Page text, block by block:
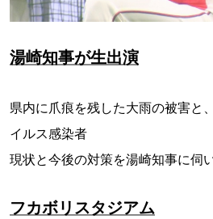
湯崎知事が生出演
県内に爪痕を残した大雨の被害と
イルス感染者
現状と今後の対策を湯崎知事に伺い
フカボリスタジアム